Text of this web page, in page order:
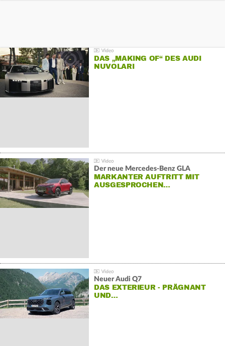
DAS „MAKING OF“ DES AUDI
NUVOLARI
Der neue Mercedes-Benz GLA
MARKANTER AUFTRITT MIT
AUSGESPROCHEN…
Neuer Audi Q7
DAS EXTERIEUR - PRÄGNANT
UND…